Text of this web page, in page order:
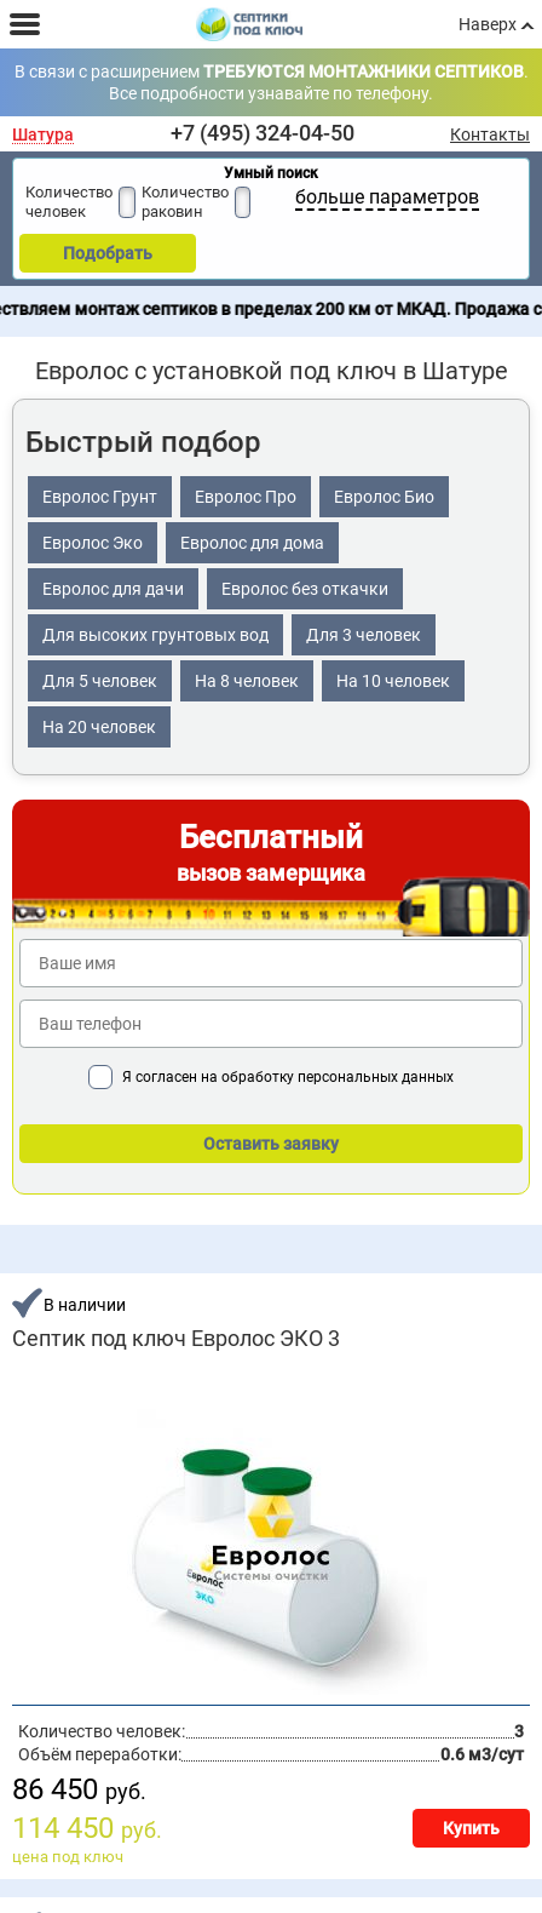
Наверх
В связи с расширениемТРЕБУЮТСЯ МОНТАЖНИКИ СЕПТИКОВ.
Все подробности узнавайте по телефону.
Шатура +7 (495) 324-04-50 Контакты
Умный поиск
Количество
человек
Количество
раковин
больше параметров
Подобрать
септиков в пределах 200 км от МКАД. Продажа септиков по
Евролос с установкой под ключ в Шатуре
Быстрый подбор
Евролос Грунт Евролос Про Евролос Био
Евролос Эко Евролос для дома
Евролос для дачи Евролос без откачки
Для высоких грунтовых вод Для 3 человек
Для 5 человек На 8 человек На 10 человек
На 20 человек
Бесплатный
вызов замерщика
Я согласен на обработку персональных данных
В наличии
Септик под ключ Евролос ЭКО 3
Количество человек:
3
Объём переработки:
0.6 м3/сут
86 450 руб.
114 450 руб. Купить
цена под ключ